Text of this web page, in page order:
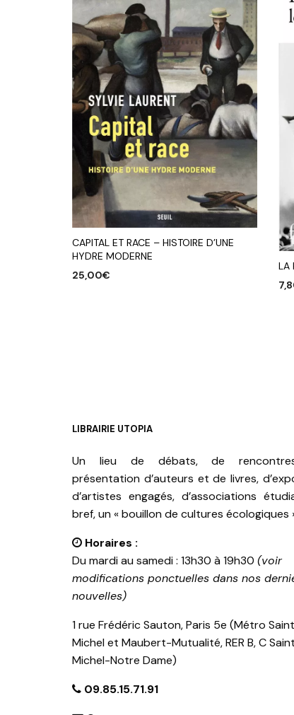
CAPITAL ET RACE – HISTOIRE D’UNE
HYDRE MODERNE
25,00€
LA
LIBRAIRIE UTOPIA
Un lieu de débats, de
présentation d’auteurs et de livres,
d’artistes engagés, d’associations
bref, un « bouillon de cultures écologiques
Horaires :
Du mardi au samedi : 13h30 à 19h30 (voir
modifications ponctuelles dans nos
nouvelles)
1 rue Frédéric Sauton, Paris 5e (Métro Saint
Michel et Maubert-Mutualité, RER B, C
Michel-Notre Dame)
09.85.15.71.91